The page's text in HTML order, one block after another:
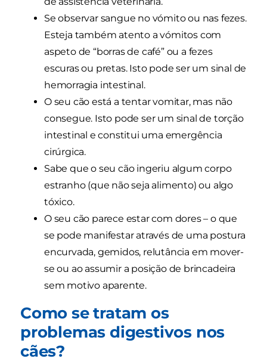
Se observar sangue no vómito ou nas fezes.
Esteja também atento a vómitos com
aspeto de “borras de café” ou a fezes
escuras ou pretas. Isto pode ser um sinal de
hemorragia intestinal.
O seu cão está a tentar vomitar, mas não
consegue. Isto pode ser um sinal de torção
intestinal e constitui uma emergência
cirúrgica.
Sabe que o seu cão ingeriu algum corpo
estranho (que não seja alimento) ou algo
tóxico.
O seu cão parece estar com dores – o que
se pode manifestar através de uma postura
encurvada, gemidos, relutância em mover-
se ou ao assumir a posição de brincadeira
sem motivo aparente.
Como se tratam os
problemas digestivos nos
cães?